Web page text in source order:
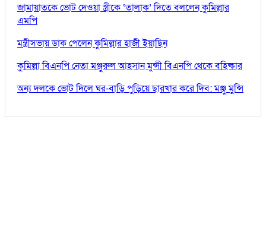
জামায়াতকে ভোট দেওয়া স্ত্রীকে ‘তালাক’ দিতে বললেন কুমিল্লার
এমপি
মন্ত্রীসভায় ডাক পেলেন কুমিল্লার হাজী ইয়াছিন
কুমিল্লা বিএনপি নেতা মঞ্জুরুল আহসান মুন্সী বিএনপি থেকে বহিষ্কার
অন্য দলকে ভোট দিলে ঘর-বাড়ি পুড়িয়ে ছারখার করে দিব: মঞ্জু মুন্সি